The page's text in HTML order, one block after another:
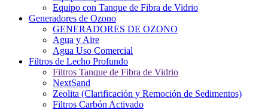
Equipo con Tanque de Fibra de Vidrio
Generadores de Ozono
GENERADORES DE OZONO
Agua y Aire
Agua Uso Comercial
Filtros de Lecho Profundo
Filtros Tanque de Fibra de Vidrio
NextSand
Zeolita (Clarificación y Remoción de Sedimentos)
Filtros Carbón Activado